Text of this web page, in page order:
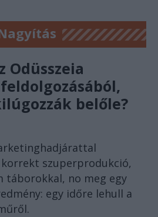
Odüsszeia
belőle?
szuperprodukció,
táborokkal, no meg egy
egy időre lehull a